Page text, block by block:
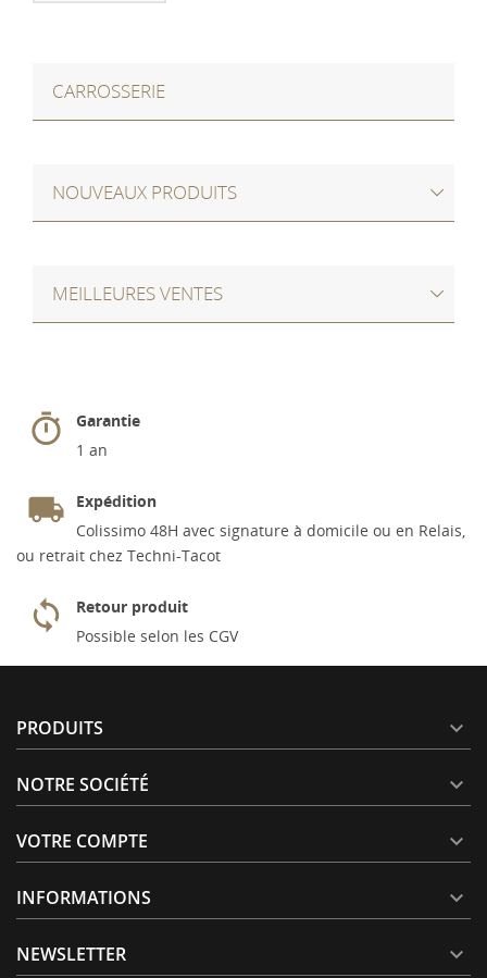
CARROSSERIE
NOUVEAUX PRODUITS
MEILLEURES VENTES
Garantie
1 an
Expédition
Colissimo 48H avec signature à domicile ou en Relais,
ou retrait chez Techni-Tacot
Retour produit
Possible selon les CGV
PRODUITS 
NOTRE SOCIÉTÉ 
VOTRE COMPTE 
INFORMATIONS 
NEWSLETTER 